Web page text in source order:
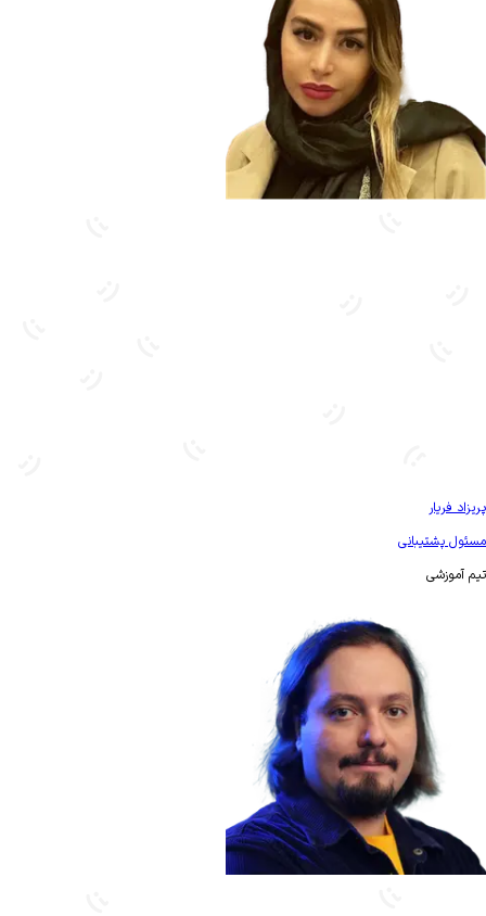
پریزاد فریار
مسئول پشتیبانی
تیم آموزشی